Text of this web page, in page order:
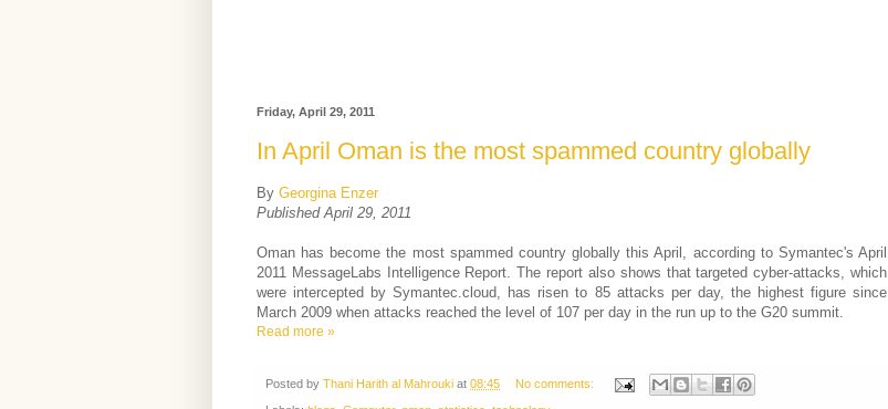
Friday, April 29, 2011
In April Oman is the most spammed country globally
By Georgina Enzer
Published April 29, 2011
Oman has become the most spammed country globally this April, according to Symantec's April
2011 MessageLabs Intelligence Report. The report also shows that targeted cyber-attacks, which
were intercepted by Symantec.cloud, has risen to 85 attacks per day, the highest figure since
March 2009 when attacks reached the level of 107 per day in the run up to the G20 summit.
Read more »
Posted by Thani Harith al Mahrouki at 08:45 No comments: